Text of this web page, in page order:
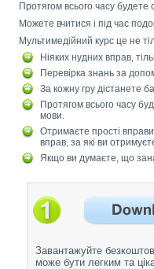
Протягом всього часу
Можете вчитися і під час
Мультимедійний курс це не
Ніяких нудних вправ,
Перевірка знань за
За кожну гру дістанете
Протягом всього часу
мови.
Отримаєте прості
вправ, за які ви
Якщо ви думаєте, що
Завантажуйте
може бути легким та